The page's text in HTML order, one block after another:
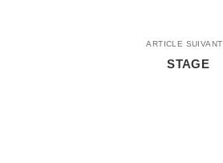
ARTICLE SUIVANT
STAGE